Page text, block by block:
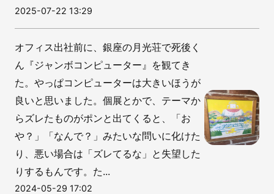
2025-07-22 13:29
オフィス出社前に、銀座の月光荘で死後く
ん『ジャンボコンピューター』を観てき
た。やっぱコンピューターは大きいほうが
良いと思いました。個展とかで、テーマか
らズレたものがポンと出てくると、「お
や？」「なんで？」みたいな問いに化けた
り、悪い場合は「ズレてるな」と失望した
りするもんです。た...
2024-05-29 17:02